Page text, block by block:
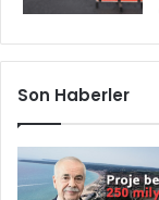
Son Haberler